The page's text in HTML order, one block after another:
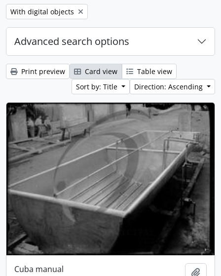
Remove filter:
With digital objects
Advanced search options
Print preview Card view
Table view
Sort by: Title
Direction: Ascending
Cuba manual